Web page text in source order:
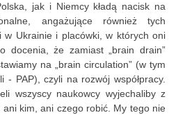
jak i Niemcy kładą nacisk na
angażujące również tych
w Ukrainie i placówki, w których oni
docenia, że zamiast „brain drain”
na „brain circulation” (w tym
- PAP), czyli na rozwój współpracy.
wszyscy naukowcy wyjechaliby z
ani kim, ani czego robić. My tego nie